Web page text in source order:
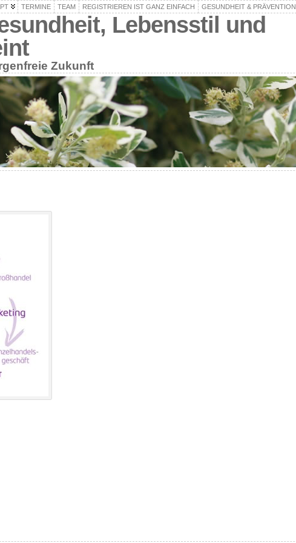
TERMINE TEAM REGISTRIEREN IST GANZ EINFACH GESUNDHEIT & PRÄVENTION
Lebensstil und
Zukunft